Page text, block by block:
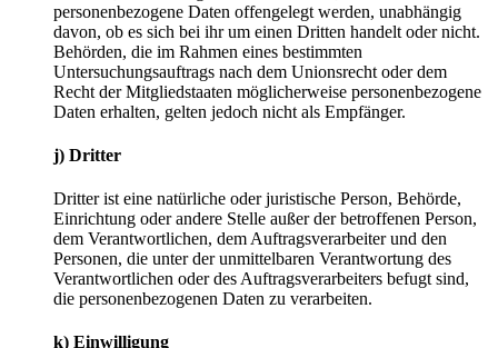
personenbezogene Daten offengelegt werden, unabhängig
davon, ob es sich bei ihr um einen Dritten handelt oder nicht.
Behörden, die im Rahmen eines bestimmten
Untersuchungsauftrags nach dem Unionsrecht oder dem
Recht der Mitgliedstaaten möglicherweise personenbezogene
Daten erhalten, gelten jedoch nicht als Empfänger.
j) Dritter
Dritter ist eine natürliche oder juristische Person, Behörde,
Einrichtung oder andere Stelle außer der betroffenen Person,
dem Verantwortlichen, dem Auftragsverarbeiter und den
Personen, die unter der unmittelbaren Verantwortung des
Verantwortlichen oder des Auftragsverarbeiters befugt sind,
die personenbezogenen Daten zu verarbeiten.
k) Einwilligung